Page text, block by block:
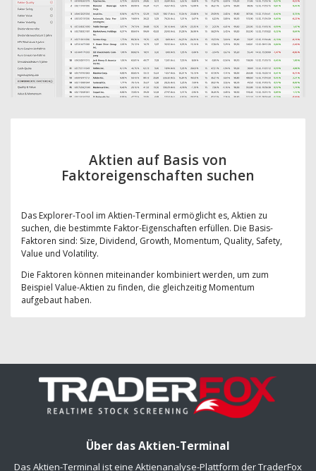
Aktien auf Basis von
Faktoreigenschaften suchen
Das Explorer-Tool im Aktien-Terminal ermöglicht es, Aktien zu
suchen, die bestimmte Faktor-Eigenschaften erfüllen. Die Basis-
Faktoren sind: Size, Dividend, Growth, Momentum, Quality, Safety,
Value und Volatility.
Die Faktoren können miteinander kombiniert werden, um zum
Beispiel Value-Aktien zu finden, die gleichzeitig Momentum
aufgebaut haben.
Über das Aktien-Terminal
Das Aktien-Terminal ist eine Aktienanalyse-Plattform der TraderFox